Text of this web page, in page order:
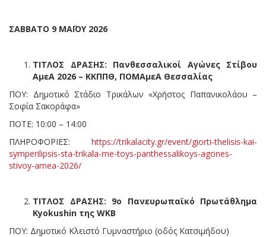
ΣΑΒΒΑΤΟ 9 ΜΑΪΟΥ 2026
ΤΙΤΛΟΣ ΔΡΑΣΗΣ: Πανθεσσαλικοί Αγώνες Στίβου
ΑμεΑ 2026 – ΚΚΠΠΘ, ΠΟΜΑμεΑ Θεσσαλίας
ΠΟΥ: Δημοτικό Στάδιο Τρικάλων «Χρήστος Παπανικολάου –
Σοφία Σακοράφα»
ΠΟΤΕ: 10:00 – 14:00
ΠΛΗΡΟΦΟΡΙΕΣ: https://trikalacity.gr/event/giorti-thelisis-kai-
symperilipsis-sta-trikala-me-toys-panthessalikoys-agones-
stivoy-amea-2026/
ΤΙΤΛΟΣ ΔΡΑΣΗΣ: 9ο Πανευρωπαϊκό Πρωτάθλημα
Kyokushin της WKB
ΠΟΥ: Δημοτικό Κλειστό Γυμναστήριο (οδός Κατσιμήδου)